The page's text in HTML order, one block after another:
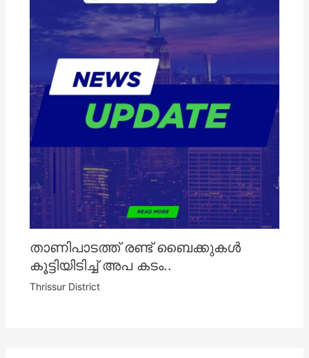
താണിപാടത്ത് രണ്ട് ബൈക്കുകൾ
കൂട്ടിയിടിച്ച് അപ കടം..
Thrissur District